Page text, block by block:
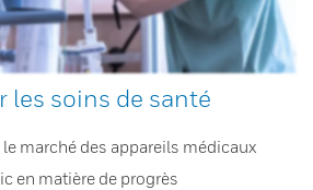
les soins de santé
marché des appareils médicaux
en matière de progrès